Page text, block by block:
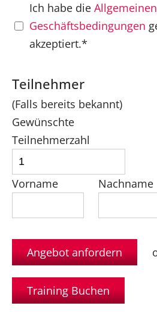
Ich habe die Allgemeinen
Geschäftsbedingungen
akzeptiert.*
Teilnehmer
(Falls bereits bekannt)
Gewünschte
Teilnehmerzahl
Vorname Nachname